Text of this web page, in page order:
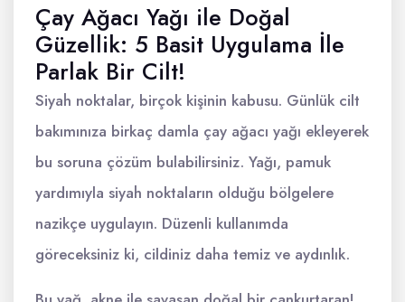
Çay Ağacı Yağı ile Doğal
Güzellik: 5 Basit Uygulama İle
Parlak Bir Cilt!
Siyah noktalar, birçok kişinin kabusu. Günlük cilt
bakımınıza birkaç damla çay ağacı yağı ekleyerek
bu soruna çözüm bulabilirsiniz. Yağı, pamuk
yardımıyla siyah noktaların olduğu bölgelere
nazikçe uygulayın. Düzenli kullanımda
göreceksiniz ki, cildiniz daha temiz ve aydınlık.